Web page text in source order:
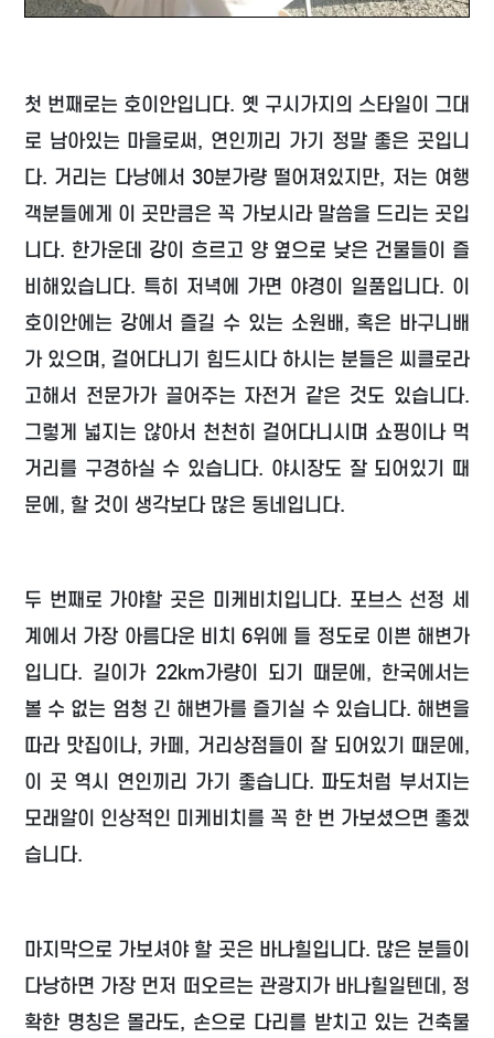
첫 번째로는 호이안입니다. 옛 구시가지의 스타일이 그대
로 남아있는 마을로써, 연인끼리 가기 정말 좋은 곳입니
다. 거리는 다낭에서 30분가량 떨어져있지만, 저는 여행
객분들에게 이 곳만큼은 꼭 가보시라 말씀을 드리는 곳입
니다. 한가운데 강이 흐르고 양 옆으로 낮은 건물들이 즐
비해있습니다. 특히 저녁에 가면 야경이 일품입니다. 이
호이안에는 강에서 즐길 수 있는 소원배, 혹은 바구니배
가 있으며, 걸어다니기 힘드시다 하시는 분들은 씨클로라
고해서 전문가가 끌어주는 자전거 같은 것도 있습니다.
그렇게 넓지는 않아서 천천히 걸어다니시며 쇼핑이나 먹
거리를 구경하실 수 있습니다. 야시장도 잘 되어있기 때
문에, 할 것이 생각보다 많은 동네입니다.
두 번째로 가야할 곳은 미케비치입니다. 포브스 선정 세
계에서 가장 아름다운 비치 6위에 들 정도로 이쁜 해변가
입니다. 길이가 22km가량이 되기 때문에, 한국에서는
볼 수 없는 엄청 긴 해변가를 즐기실 수 있습니다. 해변을
따라 맛집이나, 카페, 거리상점들이 잘 되어있기 때문에,
이 곳 역시 연인끼리 가기 좋습니다. 파도처럼 부서지는
모래알이 인상적인 미케비치를 꼭 한 번 가보셨으면 좋겠
습니다.
마지막으로 가보셔야 할 곳은 바나힐입니다. 많은 분들이
다낭하면 가장 먼저 떠오르는 관광지가 바나힐일텐데, 정
확한 명칭은 몰라도, 손으로 다리를 받치고 있는 건축물